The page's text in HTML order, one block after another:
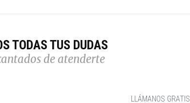
TODAS TUS DUDAS
de atenderte
LLÁMANOS GRATIS